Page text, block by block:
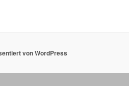
von WordPress